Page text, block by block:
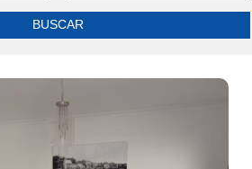
BUSCAR